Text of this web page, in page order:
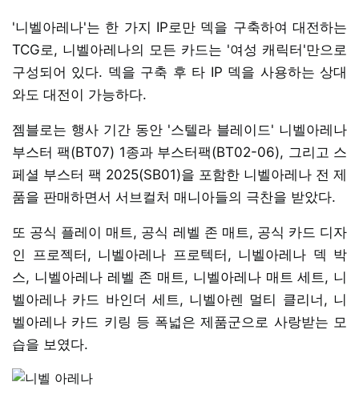
'니벨아레나'는 한 가지 IP로만 덱을 구축하여 대전하는
TCG로, 니벨아레나의 모든 카드는 '여성 캐릭터'만으로
구성되어 있다. 덱을 구축 후 타 IP 덱을 사용하는 상대
와도 대전이 가능하다.
젬블로는 행사 기간 동안 '스텔라 블레이드' 니벨아레나
부스터 팩(BT07) 1종과 부스터팩(BT02-06), 그리고 스
페셜 부스터 팩 2025(SB01)을 포함한 니벨아레나 전 제
품을 판매하면서 서브컬처 매니아들의 극찬을 받았다.
또 공식 플레이 매트, 공식 레벨 존 매트, 공식 카드 디자
인 프로젝터, 니벨아레나 프로텍터, 니벨아레나 덱 박
스, 니벨아레나 레벨 존 매트, 니벨아레나 매트 세트, 니
벨아레나 카드 바인더 세트, 니벨아렌 멀티 클리너, 니
벨아레나 카드 키링 등 폭넓은 제품군으로 사랑받는 모
습을 보였다.